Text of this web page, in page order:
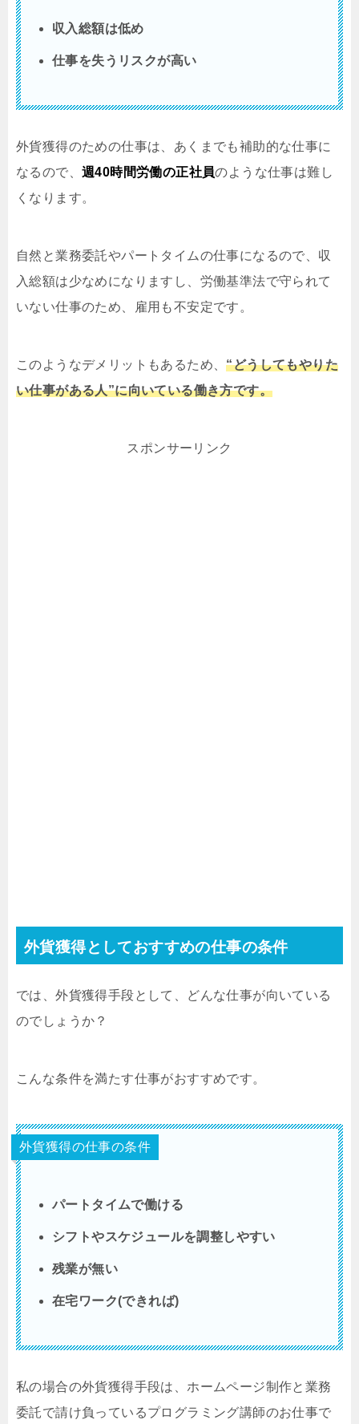
収入総額は低め
仕事を失うリスクが高い
外貨獲得のための仕事は、あくまでも補助的な仕事に
なるので、 週40時間労働の正社員のような仕事は難し
くなります。
自然と業務委託やパートタイムの仕事になるので、収
入総額は少なめになりますし、労働基準法で守られて
いない仕事のため、雇用も不安定です。
このようなデメリットもあるため、“どうしてもやりた
い仕事がある人”に向いている働き方です。
スポンサーリンク
外貨獲得としておすすめの仕事の条件
では、外貨獲得手段として、どんな仕事が向いている
のでしょうか？
こんな条件を満たす仕事がおすすめです。
外貨獲得の仕事の条件
パートタイムで働ける
シフトやスケジュールを調整しやすい
残業が無い
在宅ワーク(できれば)
私の場合の外貨獲得手段は、ホームページ制作と業務
委託で請け負っているプログラミング講師のお仕事で